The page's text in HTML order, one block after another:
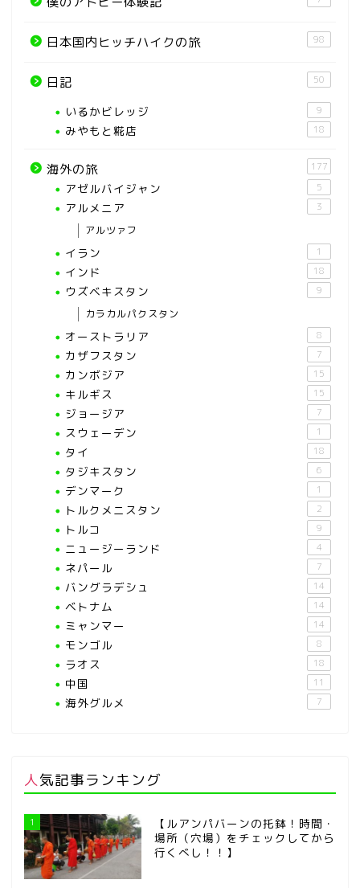
日本国内ヒッチハイクの旅 98
日記 50
いるかビレッジ 9
みやもと糀店 18
海外の旅 177
アゼルバイジャン 5
アルメニア 3
アルツァフ
イラン 1
インド 18
ウズベキスタン 9
カラカルパクスタン
オーストラリア 8
カザフスタン 7
カンボジア 15
キルギス 15
ジョージア 7
スウェーデン 1
タイ 18
タジキスタン 6
デンマーク 1
トルクメニスタン 2
トルコ 9
ニュージーランド 4
ネパール 7
バングラデシュ 14
ベトナム 14
ミャンマー 14
モンゴル 8
ラオス 18
中国 11
海外グルメ 7
人気記事ランキング
1
【ルアンパバーンの托鉢！時間・
場所（穴場）をチェックしてから
行くべし！！】